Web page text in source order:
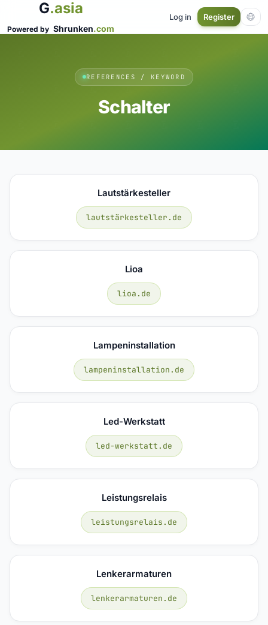
G.asia
Powered by Shrunken.com
Log in Register
REFERENCES / KEYWORD
Schalter
Lautstärkesteller
lautstärkesteller.de
Lioa
lioa.de
Lampeninstallation
lampeninstallation.de
Led-Werkstatt
led-werkstatt.de
Leistungsrelais
leistungsrelais.de
Lenkerarmaturen
lenkerarmaturen.de